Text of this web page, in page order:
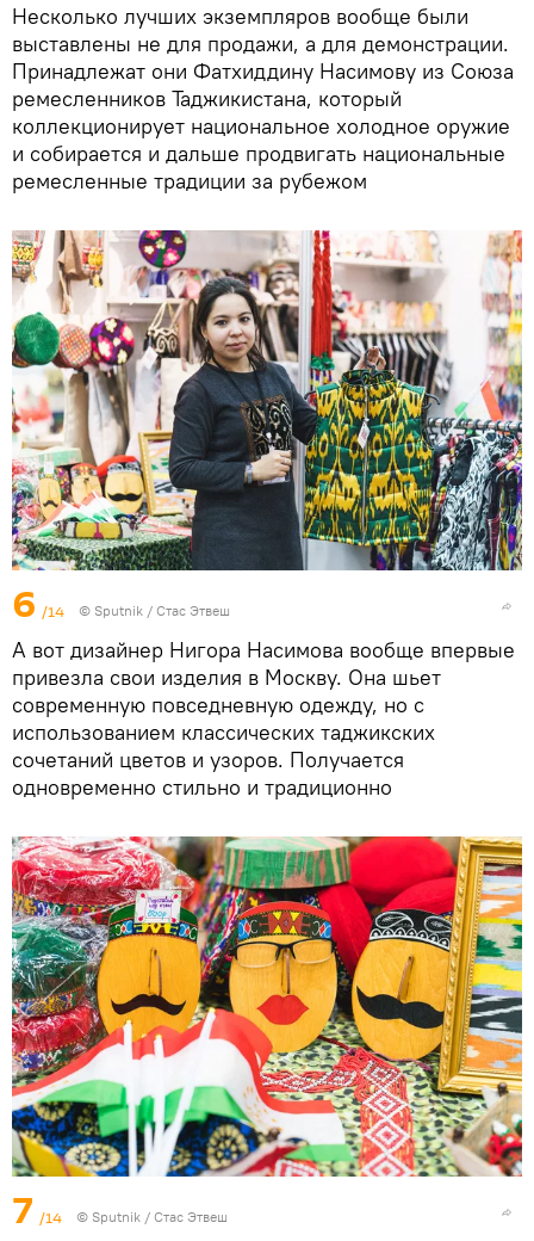
Несколько лучших экземпляров вообще были
выставлены не для продажи, а для демонстрации.
Принадлежат они Фатхиддину Насимову из Союза
ремесленников Таджикистана, который
коллекционирует национальное холодное оружие
и собирается и дальше продвигать национальные
ремесленные традиции за рубежом
6 /14 © Sputnik / Стас Этвеш
А вот дизайнер Нигора Насимова вообще впервые
привезла свои изделия в Москву. Она шьет
современную повседневную одежду, но с
использованием классических таджикских
сочетаний цветов и узоров. Получается
одновременно стильно и традиционно
7 /14 © Sputnik / Стас Этвеш